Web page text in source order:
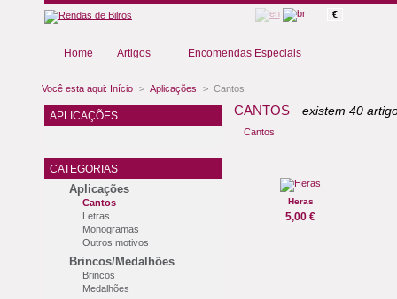
€
Home Artigos Encomendas Especiais
APLICAÇÕES
CATEGORIAS
Aplicações
Cantos
Letras
Monogramas
Outros motivos
Brincos/Medalhões
Brincos
Medalhões
Você esta aqui: Início > Aplicações > Cantos
CANTOS existem 40
Cantos
Heras
5,00 €